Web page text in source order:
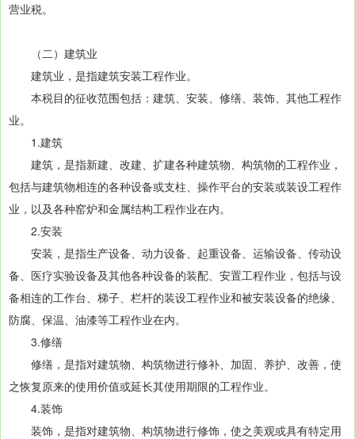
营业税。
（二）建筑业
建筑业，是指建筑安装工程作业。
本税目的征收范围包括：建筑、安装、修缮、装饰、其他工程作
业。
1.建筑
建筑，是指新建、改建、扩建各种建筑物、构筑物的工程作业，
包括与建筑物相连的各种设备或支柱、操作平台的安装或装设工程作
业，以及各种窑炉和金属结构工程作业在内。
2.安装
安装，是指生产设备、动力设备、起重设备、运输设备、传动设
备、医疗实验设备及其他各种设备的装配、安置工程作业，包括与设
备相连的工作台、梯子、栏杆的装设工程作业和被安装设备的绝缘、
防腐、保温、油漆等工程作业在内。
3.修缮
修缮，是指对建筑物、构筑物进行修补、加固、养护、改善，使
之恢复原来的使用价值或延长其使用期限的工程作业。
4.装饰
装饰，是指对建筑物、构筑物进行修饰，使之美观或具有特定用